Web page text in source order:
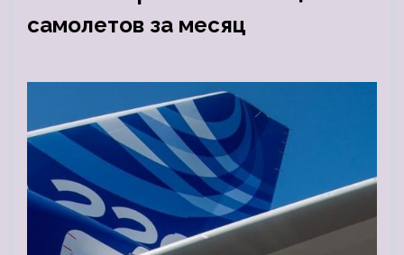
самолетов за месяц